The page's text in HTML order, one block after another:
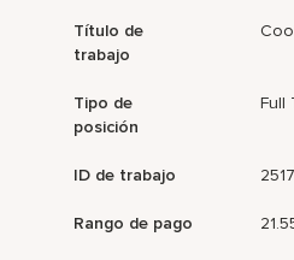
Título de
trabajo
Tipo de
posición
Full
ID de trabajo
Rango de pago